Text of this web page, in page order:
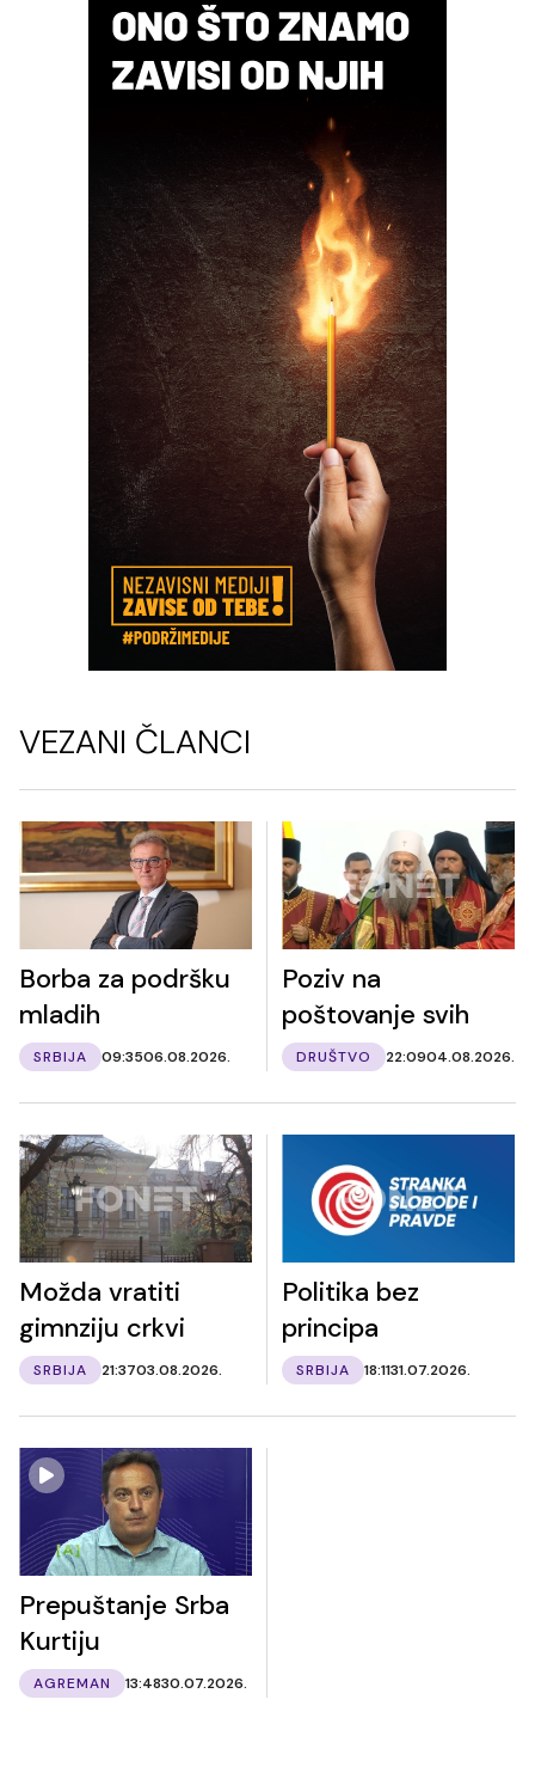
VEZANI ČLANCI
Borba za podršku
mladih
SRBIJA 09:3506.08.2026.
Poziv na
poštovanje svih
DRUŠTVO 22:0904.08.2026.
Možda vratiti
gimnziju crkvi
SRBIJA 21:3703.08.2026.
Politika bez
principa
SRBIJA 18:1131.07.2026.
Prepuštanje Srba
Kurtiju
AGREMAN 13:4830.07.2026.